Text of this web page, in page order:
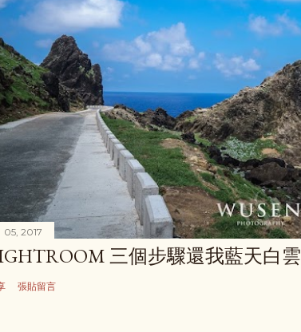
05, 2017
三個步驟還我藍天白雲
張貼留言